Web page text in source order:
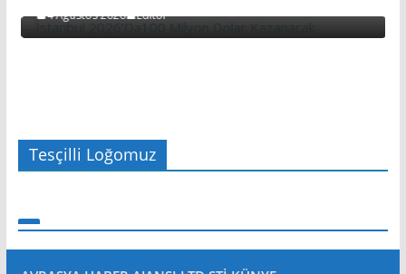
4 Ağustos 2026 Editör
Tesçilli Loğomuz